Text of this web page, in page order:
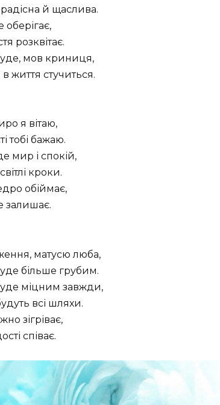
й щаслива.
розквітає.
мов криниця,
життя стучиться.
я вітаю,
тобі бажаю.
мир і спокій,
кроки.
обіймає,
залишає.
матусю люба,
більше грубим.
міцним завжди,
всі шляхи.
зігріває,
співає.